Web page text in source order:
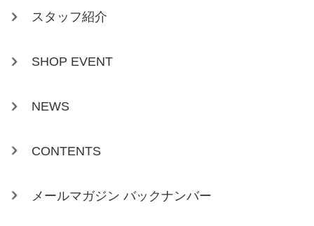
スタッフ紹介
SHOP EVENT
NEWS
CONTENTS
メールマガジン バックナンバー